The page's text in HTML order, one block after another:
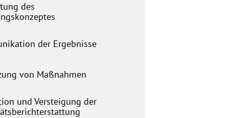
des
der Ergebnisse
von Maßnahmen
und Versteigung der